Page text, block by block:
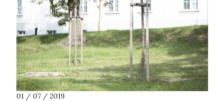
01 / 07 / 2019